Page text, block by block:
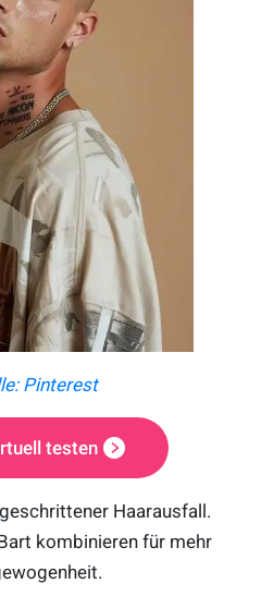
Pinterest
testen
Haarausfall.
kombinieren für mehr